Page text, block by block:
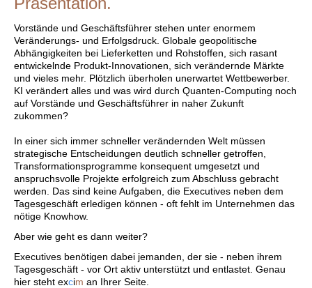
Vorstände und Geschäftsführer stehen unter enormem
Veränderungs- und Erfolgsdruck. Globale geopolitische
Abhängigkeiten bei Lieferketten und Rohstoffen, sich rasant
entwickelnde Produkt-Innovationen, sich verändernde Märkte
und vieles mehr. Plötzlich überholen unerwartet Wettbewerber.
KI verändert alles und was wird durch Quanten-Computing noch
auf Vorstände und Geschäftsführer in naher Zukunft
zukommen?
In einer sich immer schneller verändernden Welt müssen
strategische Entscheidungen deutlich schneller getroffen,
Transformationsprogramme konsequent umgesetzt und
anspruchsvolle Projekte erfolgreich zum Abschluss gebracht
werden. Das sind keine Aufgaben, die Executives neben dem
Tagesgeschäft erledigen können - oft fehlt im Unternehmen das
nötige Knowhow.
Aber wie geht es dann weiter?
Executives benötigen dabei jemanden, der sie - neben ihrem
Tagesgeschäft - vor Ort aktiv unterstützt und entlastet. Genau
hier steht excim an Ihrer Seite.